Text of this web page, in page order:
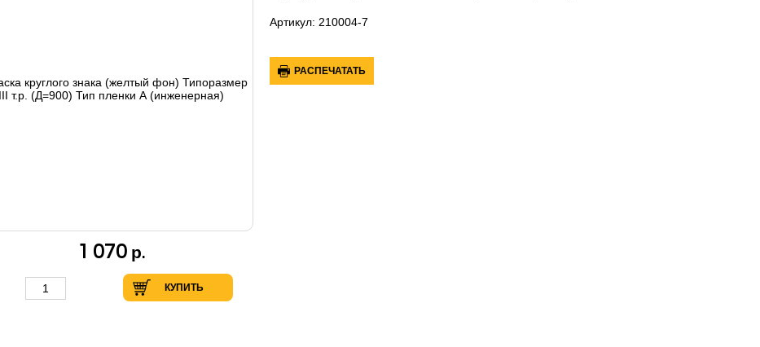
Артикул: 210004-7
РАСПЕЧАТАТЬ
1 070 р.
КУПИТЬ